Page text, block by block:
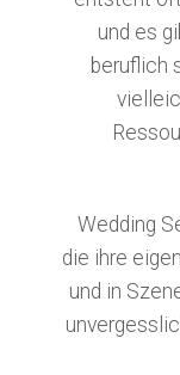
und es
beruflich
Wedding
die ihre
und in